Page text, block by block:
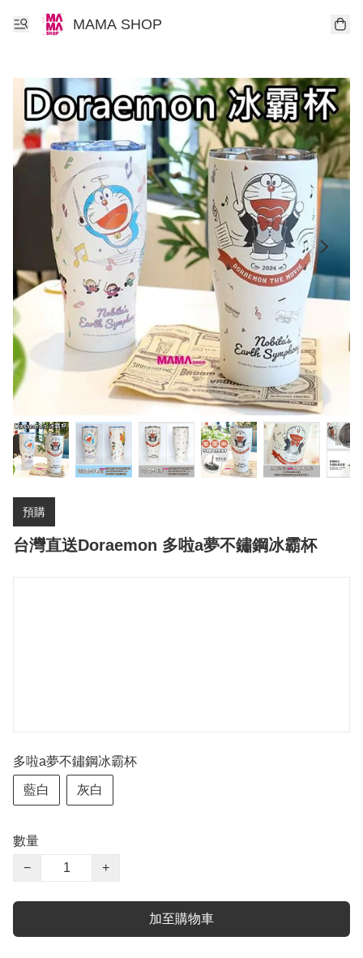
MAMA SHOP
預購
台灣直送Doraemon 多啦a夢不鏽鋼冰霸杯
多啦a夢不鏽鋼冰霸杯
藍白 灰白
數量
−
+
加至購物車